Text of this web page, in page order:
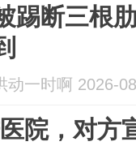
踢断三根
动一时啊 2026-
院，对方